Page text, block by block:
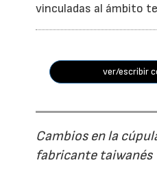
vinculadas al ámbito
ver/escribir
Cambios en la
fabricante taiwanés